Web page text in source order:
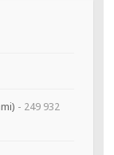
- 249 932